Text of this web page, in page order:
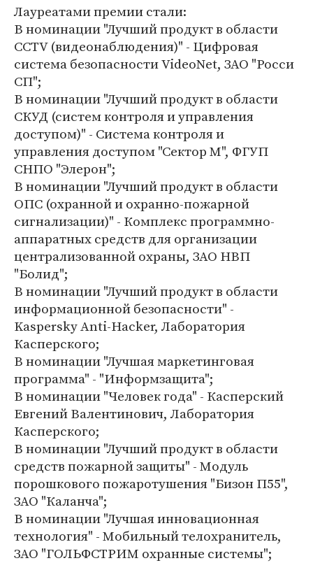
Лауреатами премии стали:
В номинации "Лучший продукт в области
CCTV (видеонаблюдения)" - Цифровая
система безопасности VideoNet, ЗАО "Росси
СП";
В номинации "Лучший продукт в области
СКУД (систем контроля и управления
доступом)" - Система контроля и
управления доступом "Сектор М", ФГУП
СНПО "Элерон";
В номинации "Лучший продукт в области
ОПС (охранной и охранно-пожарной
сигнализации)" - Комплекс программно-
аппаратных средств для организации
централизованной охраны, ЗАО НВП
"Болид";
В номинации "Лучший продукт в области
информационной безопасности" -
Kaspersky Anti-Hacker, Лаборатория
Касперского;
В номинации "Лучшая маркетинговая
программа" - "Информзащита";
В номинации "Человек года" - Касперский
Евгений Валентинович, Лаборатория
Касперского;
В номинации "Лучший продукт в области
средств пожарной защиты" - Модуль
порошкового пожаротушения "Бизон П55",
ЗАО "Каланча";
В номинации "Лучшая инновационная
технология" - Мобильный телохранитель,
ЗАО "ГОЛЬФСТРИМ охранные системы";